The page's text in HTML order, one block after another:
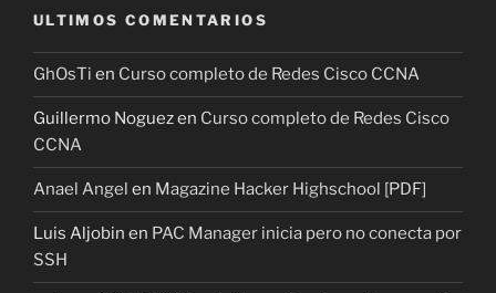
ULTIMOS COMENTARIOS
GhOsTi en Curso completo de Redes Cisco CCNA
Guillermo Noguezen Curso completo de Redes Cisco
CCNA
Anael Angel en Magazine Hacker Highschool [PDF]
Luis Aljobin en PAC Manager inicia pero no conecta por
SSH